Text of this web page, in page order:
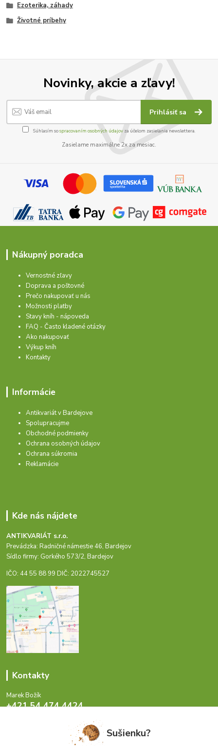
Ezoterika, záhady
Životné príbehy
Novinky, akcie a zľavy!
Prihlásiť sa
Súhlasím sospracovaním osobných údajov za účelom zasielania newslettera.
Zasielame maximálne 2x za mesiac.
Nákupný poradca
Vernostné zľavy
Doprava a poštovné
Prečo nakupovať u nás
Možnosti platby
Stavy kníh - nápoveda
FAQ - Často kladené otázky
Ako nakupovať
Výkup kníh
Kontakty
Informácie
Antikvariát v Bardejove
Spolupracujme
Obchodné podmienky
Ochrana osobných údajov
Ochrana súkromia
Reklamácie
Kde nás nájdete
ANTIKVARIÁT s.r.o.
Prevádzka: Radničné námestie 46, Bardejov
Sídlo firmy: Gorkého 573/2, Bardejov
IČO: 44 55 88 99 DIČ: 2022745527
Kontakty
Marek Božík
+421 54 474 4424
info@antikvariat.sk Sušienku?